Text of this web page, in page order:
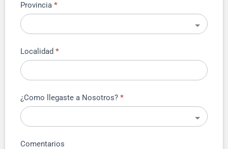
Provincia *
Localidad *
¿Como llegaste a Nosotros? *
Comentarios